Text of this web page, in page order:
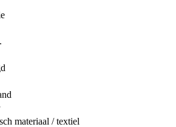
materiaal / textiel